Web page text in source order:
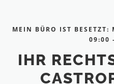
MEIN BÜRO IST
09:00
IHR